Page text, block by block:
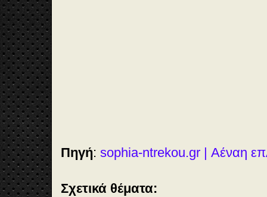
Πηγή: sophia-ntrekou.gr | Αέναη
Σχετικά θέματα: